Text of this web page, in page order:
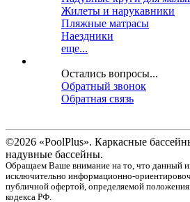
Жилеты и нарукавники
Пляжные матрасы
Наездники
еще...
Остались вопросы...
Обратный звонок
Обратная связь
©2026 «PoolPlus». Каркасные
надувные бассейны.
Обращаем Ваше внимание на то, что данный
исключительно информационно-
публичной офертой, определяемой
кодекса РФ.